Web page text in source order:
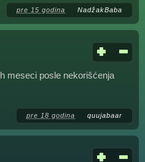
pre 15 godina NadžakBaba
meseci posle nekorišćenja
pre 18 godina quujabaar